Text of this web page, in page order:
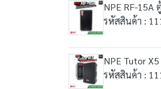
NPE RF-
รหัสสินค้า :
NPE Tutor
รหัสสินค้า :